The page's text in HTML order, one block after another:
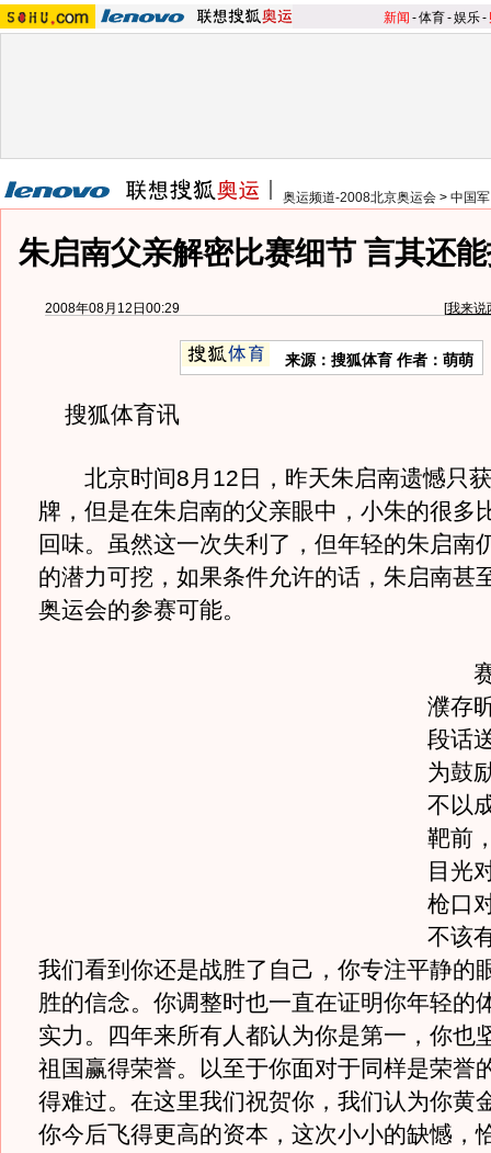
新闻 -体育-娱乐-
奥运频道-2008北京奥运会 > 中国
朱启南父亲解密比赛细节 言其还
2008年08月12日00:29 [我来说
来源：搜狐体育 作者：萌萌
搜狐体育讯
北京时间8月12日，昨天朱启南遗憾只
牌，但是在朱启南的父亲眼中，小朱的很多
回味。虽然这一次失利了，但年轻的朱启南
的潜力可挖，如果条件允许的话，朱启南甚
奥运会的参赛可能。
赛
濮存
段话
为鼓
不以
靶前
目光
枪口
不该
我们看到你还是战胜了自己，你专注平静的
胜的信念。你调整时也一直在证明你年轻的
实力。四年来所有人都认为你是第一，你也
祖国赢得荣誉。以至于你面对于同样是荣誉
得难过。在这里我们祝贺你，我们认为你黄
你今后飞得更高的资本，这次小小的缺憾，